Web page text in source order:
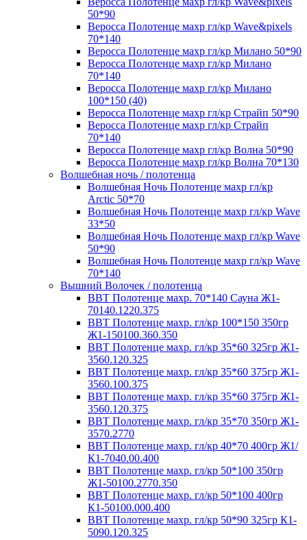
50*90
Веросса Полотенце махр гл/кр Wave&pixels
70*140
Веросса Полотенце махр гл/кр Милано 50*90
Веросса Полотенце махр гл/кр Милано
70*140
Веросса Полотенце махр гл/кр Милано
100*150 (40)
Веросса Полотенце махр гл/кр Страйп 50*90
Веросса Полотенце махр гл/кр Страйп
70*140
Веросса Полотенце махр гл/кр Волна 50*90
Веросса Полотенце махр гл/кр Волна 70*130
Волшебная ночь / полотенца
Волшебная Ночь Полотенце махр гл/кр
Arctic 50*70
Волшебная Ночь Полотенце махр гл/кр Wave
33*50
Волшебная Ночь Полотенце махр гл/кр Wave
50*90
Волшебная Ночь Полотенце махр гл/кр Wave
70*140
Вышний Волочек / полотенца
ВВТ Полотенце махр. 70*140 Сауна Ж1-
70140.1220.375
ВВТ Полотенце махр. гл/кр 100*150 350гр
Ж1-150100.360.350
ВВТ Полотенце махр. гл/кр 35*60 325гр Ж1-
3560.120.325
ВВТ Полотенце махр. гл/кр 35*60 375гр Ж1-
3560.100.375
ВВТ Полотенце махр. гл/кр 35*60 375гр Ж1-
3560.120.375
ВВТ Полотенце махр. гл/кр 35*70 350гр Ж1-
3570.2770
ВВТ Полотенце махр. гл/кр 40*70 400гр Ж1/
К1-7040.00.400
ВВТ Полотенце махр. гл/кр 50*100 350гр
Ж1-50100.2770.350
ВВТ Полотенце махр. гл/кр 50*100 400гр
К1-50100.000.400
ВВТ Полотенце махр. гл/кр 50*90 325гр К1-
5090.120.325